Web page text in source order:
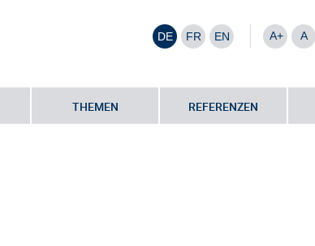
DE FR EN A+ A
THEMEN REFERENZEN
Petra Kutsch | SHS, LEGS, fh